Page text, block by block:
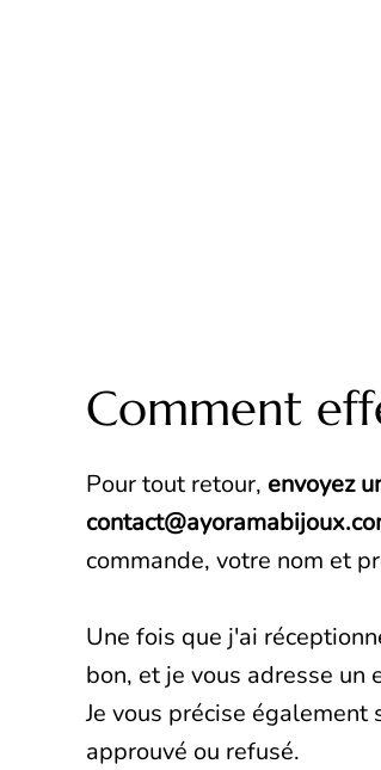
Comment
Pour tout retour, envoyez
commande, votre nom et
Une fois que j'ai
bon, et je vous adresse un
Je vous précise
approuvé ou refusé.